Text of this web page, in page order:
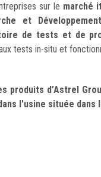
sur le marché
et
de tests et de
tests in-situ et
produits d’Astrel
l'usine située dans